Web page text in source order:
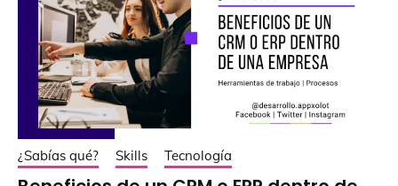
¿Sabías qué? Skills Tecnología